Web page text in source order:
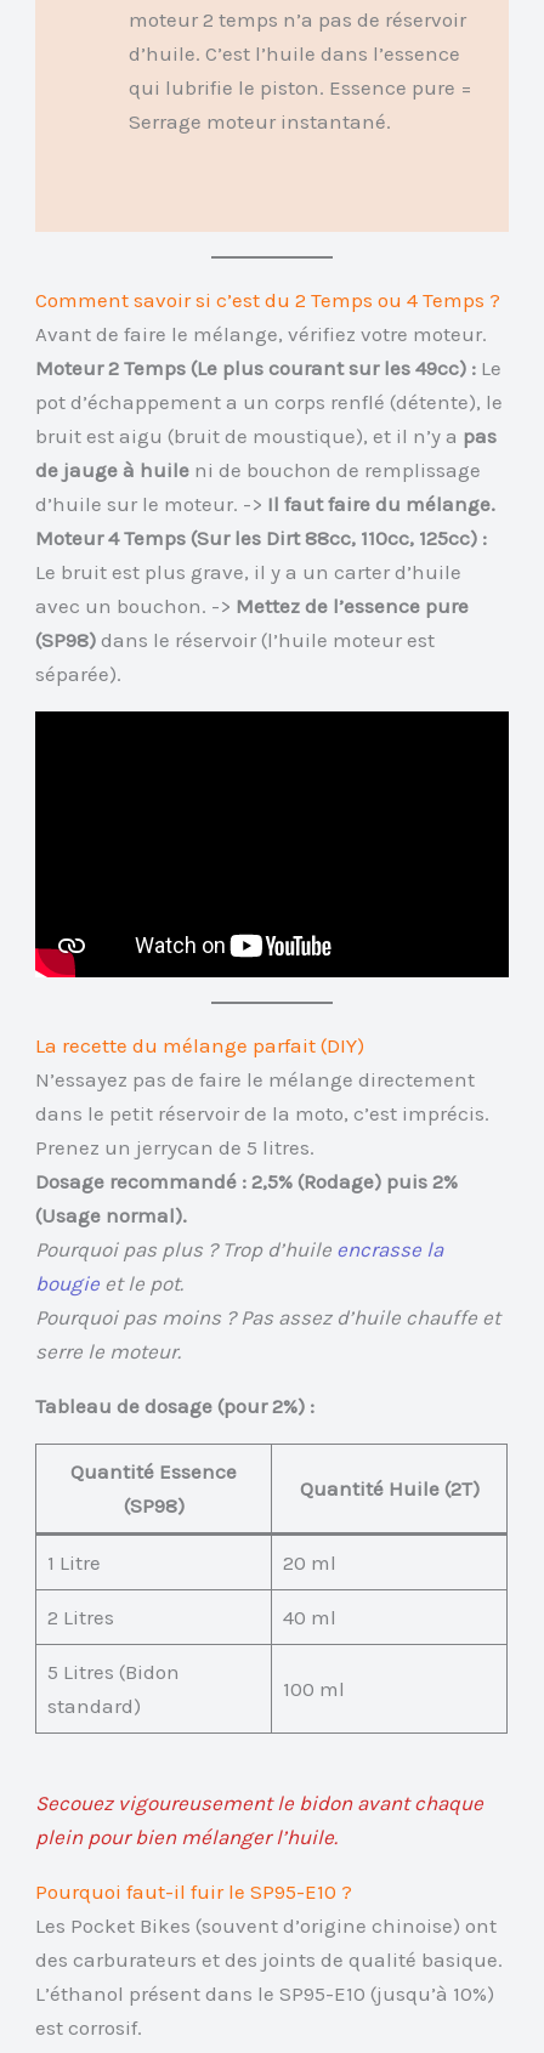
moteur 2 temps n’a pas de réservoir
d’huile. C’est l’huile dans l’essence
qui lubrifie le piston. Essence pure =
Serrage moteur instantané.
Comment savoir si c’est du 2 Temps ou 4 Temps ?
Avant de faire le mélange, vérifiez votre moteur.
Moteur 2 Temps (Le plus courant sur les 49cc) : Le
pot d’échappement a un corps renflé (détente), le
bruit est aigu (bruit de moustique), et il n’y a pas
de jauge à huile ni de bouchon de remplissage
d’huile sur le moteur. -> Il faut faire du mélange.
Moteur 4 Temps (Sur les Dirt 88cc, 110cc, 125cc) :
Le bruit est plus grave, il y a un carter d’huile
avec un bouchon. -> Mettez de l’essence pure
(SP98) dans le réservoir (l’huile moteur est
séparée).
La recette du mélange parfait (DIY)
N’essayez pas de faire le mélange directement
dans le petit réservoir de la moto, c’est imprécis.
Prenez un jerrycan de 5 litres.
Dosage recommandé : 2,5% (Rodage) puis 2%
(Usage normal).
Pourquoi pas plus ? Trop d’huile encrasse la
bougie et le pot.
Pourquoi pas moins ? Pas assez d’huile chauffe et
serre le moteur.
Tableau de dosage (pour 2%) :
Quantité Essence
(SP98)
Quantité Huile (2T)
1 Litre 20 ml
2 Litres 40 ml
5 Litres (Bidon
standard)
100 ml
Secouez vigoureusement le bidon avant chaque
plein pour bien mélanger l’huile.
Pourquoi faut-il fuir le SP95-E10 ?
Les Pocket Bikes (souvent d’origine chinoise) ont
des carburateurs et des joints de qualité basique.
L’éthanol présent dans le SP95-E10 (jusqu’à 10%)
est corrosif.